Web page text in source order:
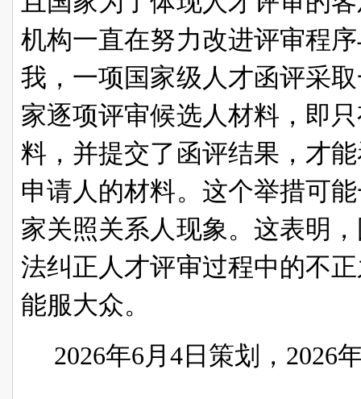
机构一直在努力改进评审程
我，一项国家级人才函评采
家逐项评审候选人材料，即
料，并提交了函评结果，才
申请人的材料。这个举措可
家关照关系人现象。这表明
法纠正人才评审过程中的不
能服大众。
2026年6月4日策划，2026